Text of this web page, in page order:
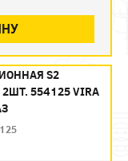
S2
554125 VIRA